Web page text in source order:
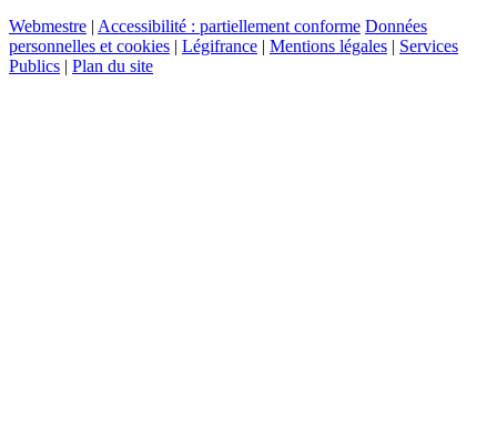
Webmestre | Accessibilité : partiellement conforme Données
personnelles et cookies | Légifrance | Mentions légales | Services
Publics | Plan du site